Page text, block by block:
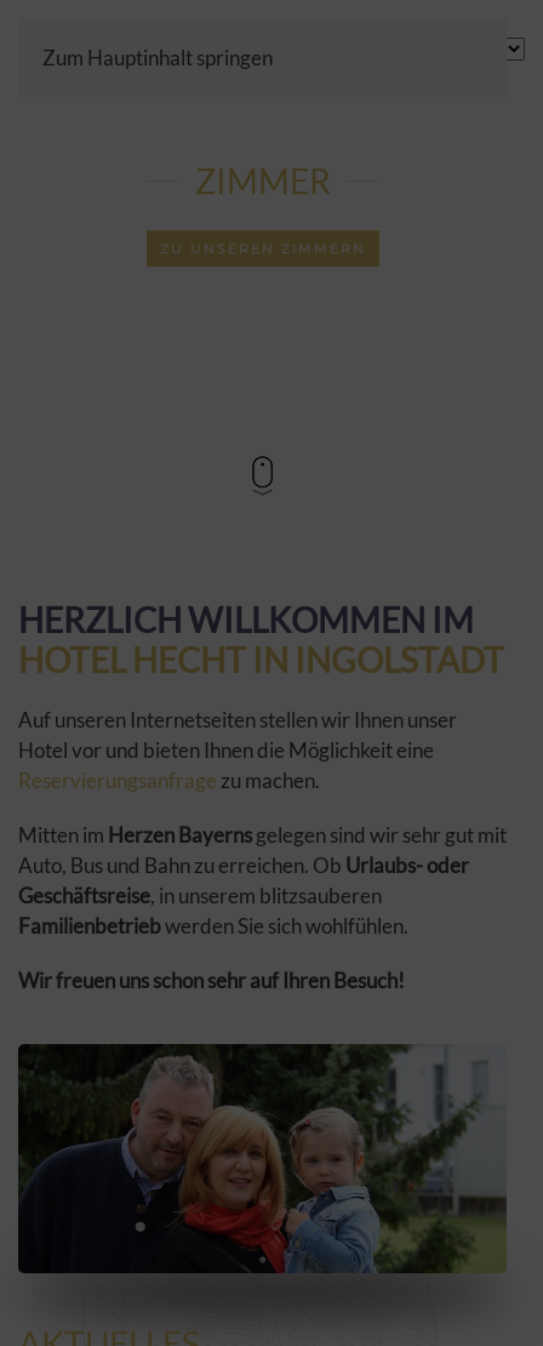
Zum Hauptinhalt springen
ZIMMER
ZU UNSEREN ZIMMERN
HERZLICH WILLKOMMEN IM
HOTEL HECHT IN INGOLSTADT
Auf unseren Internetseiten stellen wir Ihnen unser
Hotel vor und bieten Ihnen die Möglichkeit eine
Reservierungsanfrage zu machen.
Mitten im Herzen Bayernsgelegen sind wir sehr gut mit
Auto, Bus und Bahn zu erreichen. Ob Urlaubs- oder
Geschäftsreise, in unserem blitzsauberen
Familienbetriebwerden Sie sich wohlfühlen.
Wir freuen uns schon sehr auf Ihren Besuch!